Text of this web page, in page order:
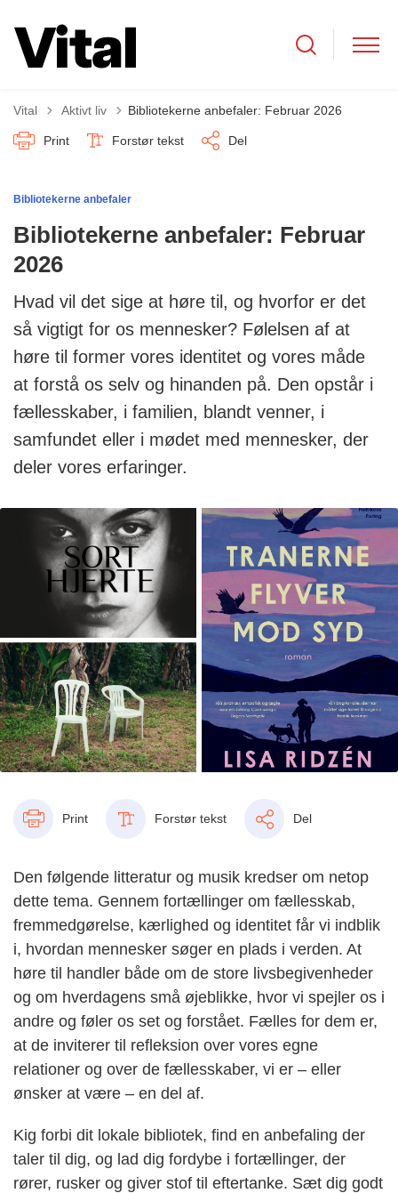
Vital Tilbage til
Aktivt liv Bibliotekerne anbefaler: Februar 2026
Print Forstør tekst Del
Bibliotekerne anbefaler
Bibliotekerne anbefaler: Februar
2026
Hvad vil det sige at høre til, og hvorfor er det
så vigtigt for os mennesker? Følelsen af at
høre til former vores identitet og vores måde
at forstå os selv og hinanden på. Den opstår i
fællesskaber, i familien, blandt venner, i
samfundet eller i mødet med mennesker, der
deler vores erfaringer.
Print Forstør tekst Del
Den følgende litteratur og musik kredser om netop
dette tema. Gennem fortællinger om fællesskab,
fremmedgørelse, kærlighed og identitet får vi indblik
i, hvordan mennesker søger en plads i verden. At
høre til handler både om de store livsbegivenheder
og om hverdagens små øjeblikke, hvor vi spejler os i
andre og føler os set og forstået. Fælles for dem er,
at de inviterer til refleksion over vores egne
relationer og over de fællesskaber, vi er – eller
ønsker at være – en del af.
Kig forbi dit lokale bibliotek, find en anbefaling der
taler til dig, og lad dig fordybe i fortællinger, der
rører, rusker og giver stof til eftertanke. Sæt dig godt